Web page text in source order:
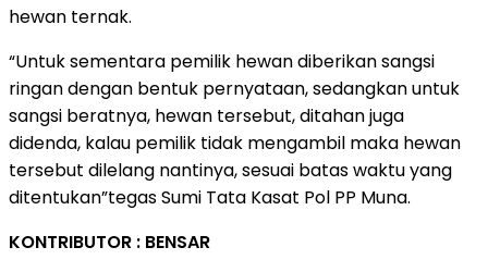
hewan ternak.
“Untuk sementara pemilik hewan diberikan sangsi
ringan dengan bentuk pernyataan, sedangkan untuk
sangsi beratnya, hewan tersebut, ditahan juga
didenda, kalau pemilik tidak mengambil maka hewan
tersebut dilelang nantinya, sesuai batas waktu yang
ditentukan”tegas Sumi Tata Kasat Pol PP Muna.
KONTRIBUTOR : BENSAR